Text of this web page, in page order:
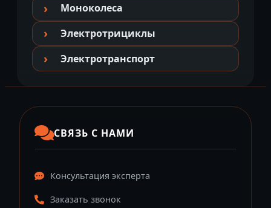
Моноколеса
Электротрициклы
Электротранспорт
СВЯЗЬ С НАМИ
Консультация эксперта
Заказать звонок